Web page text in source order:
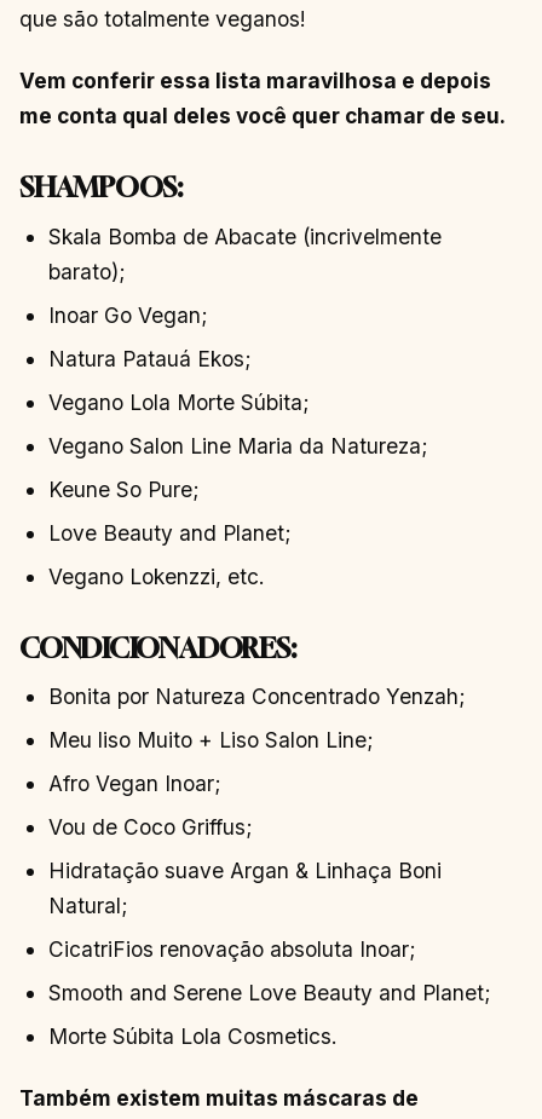
que são totalmente veganos!
Vem conferir essa lista maravilhosa e depois
me conta qual deles você quer chamar de seu.
SHAMPOOS:
Skala Bomba de Abacate (incrivelmente
barato);
Inoar Go Vegan;
Natura Patauá Ekos;
Vegano Lola Morte Súbita;
Vegano Salon Line Maria da Natureza;
Keune So Pure;
Love Beauty and Planet;
Vegano Lokenzzi, etc.
CONDICIONADORES:
Bonita por Natureza Concentrado Yenzah;
Meu liso Muito + Liso Salon Line;
Afro Vegan Inoar;
Vou de Coco Griffus;
Hidratação suave Argan & Linhaça Boni
Natural;
CicatriFios renovação absoluta Inoar;
Smooth and Serene Love Beauty and Planet;
Morte Súbita Lola Cosmetics.
Também existem muitas máscaras de